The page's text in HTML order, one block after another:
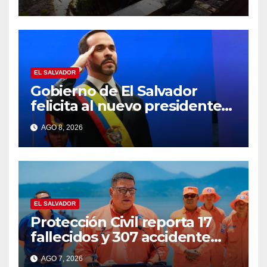
EL SALVADOR
Gobierno de El Salvador
felicita al nuevo presidente
de Colombia Abelardo de la
Espriella
AGO 8, 2026
EL SALVADOR
Protección Civil reporta 17
fallecidos y 307 accidente
durante vacaciones
AGO 7, 2026